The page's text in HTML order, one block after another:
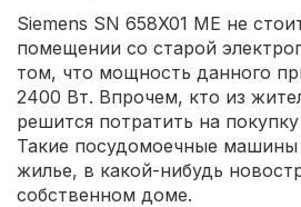
Siemens SN 658X01 ME не
помещении со старой
том, что мощность данного
2400 Вт. Впрочем, кто из
решится потратить на
Такие посудомоечные машины
жилье, в какой-нибудь
собственном доме.